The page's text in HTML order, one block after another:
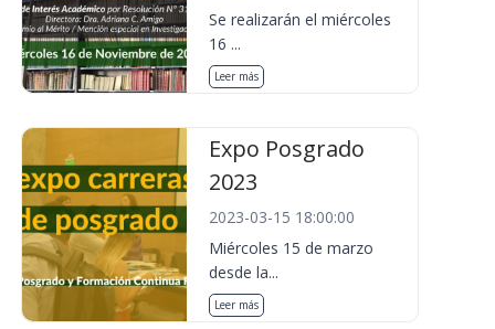
Se realizarán el miércoles
16 ...
Leer más
Expo Posgrado
2023
2023-03-15 18:00:00
Miércoles 15 de marzo
desde la...
Leer más